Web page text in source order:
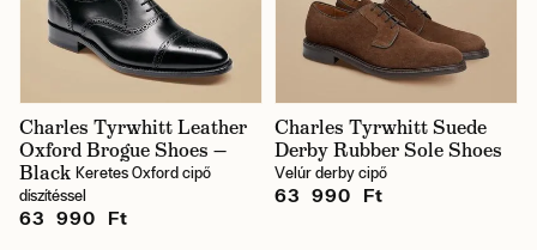
Charles Tyrwhitt Leather
Oxford Brogue Shoes —
Black Keretes Oxford cipő
díszítéssel
63 990 Ft
Charles Tyrwhitt Suede
Derby Rubber Sole Shoes
Velúr derby cipő
63 990 Ft